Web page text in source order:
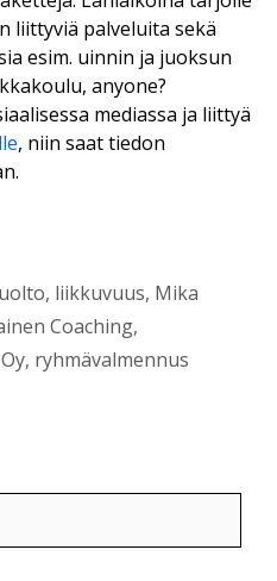
liittyviä palveluita sekä
esim. uinnin ja juoksun
anyone?
mediassa ja liittyä
, niin saat tiedon
, liikkuvuus, Mika
Coaching,
, ryhmävalmennus